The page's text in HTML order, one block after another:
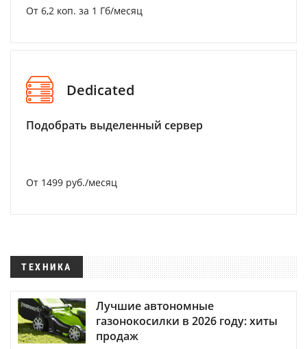
От 6,2 коп. за 1 Гб/месяц
Dedicated
Подобрать выделенный сервер
От 1499 руб./месяц
ТЕХНИКА
Лучшие автономные
газонокосилки в 2026 году: хиты
продаж